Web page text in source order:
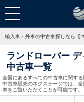
輸入車・外車の中古車探しなら【
ランドローバー
中古車一覧
全国にあるすべての中古車に関する
中古車販売のネクステージでは、
車をご覧いただくことが可能です。